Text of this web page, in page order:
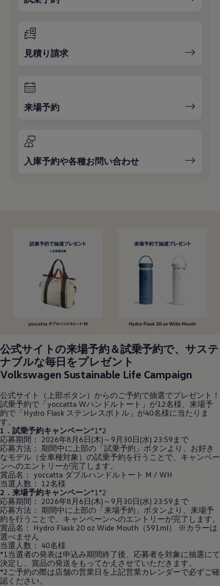
見積り請求
来場予約
入庫予約や各種お問い合わせ
公式サイトの来場予約＆試乗予約で、サステ
ナブルな毎日をプレゼント
Volkswagen Sustainable Life Campaign
公式サイト（上部ボタン）からのご予約で抽選でプレゼント！
試乗予約で「yoccatta Wハンドルトート」が12名様、来場予
約で「Hydro Flask ステンレスボトル」が40名様に当たりま
す。
1．試乗予約キャンペーン*1*2
応募期間： 2026年8月6日(木)～9月30日(水) 23:59まで
応募方法： 期間中に上部の「試乗予約」ボタンより、お好き
なモデル（全車種対象）の試乗予約を行うことで、キャンペー
ンへのエントリーが完了します。
賞品名： yoccatta ダブルハンドルトート M / WH
当選人数： 12名様
2．来場予約キャンペーン*1*2
応募期間： 2026年8月6日(木)～9月30日(水) 23:59まで
応募方法： 期間中に上部の「来場予約」ボタンより、来場予
約を行うことで、キャンペーンへのエントリーが完了します。
賞品名： Hydro Flask 20 oz Wide Mouth（591ml） ※カラーは
選べません
当選人数： 40名様
*1当選者の発表は申込み期間終了後、応募者を対象に抽選にて
決定し、賞品の発送をもってかえさせていただきます。
*2ご予約の際は店舗の営業日を上記営業カレンダーで必ずご確
認ください。